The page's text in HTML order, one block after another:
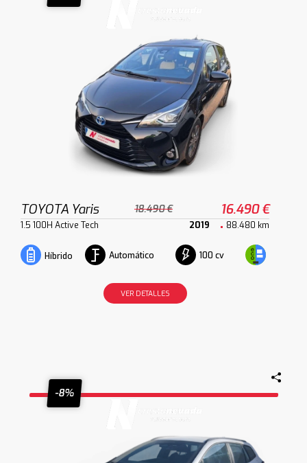
TOYOTA Yaris 18.490 € 16.490 €
1.5 100H Active Tech 2019 88.480 km
Híbrido Automático 100 cv
VER DETALLES
-8%